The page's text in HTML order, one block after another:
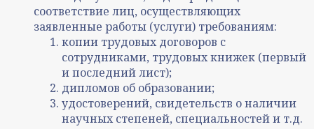
соответствие лиц, осуществляющих
заявленные работы (услуги) требованиям:
копии трудовых договоров с
сотрудниками, трудовых книжек (первый
и последний лист);
дипломов об образовании;
удостоверений, свидетельств о наличии
научных степеней, специальностей и т.д.